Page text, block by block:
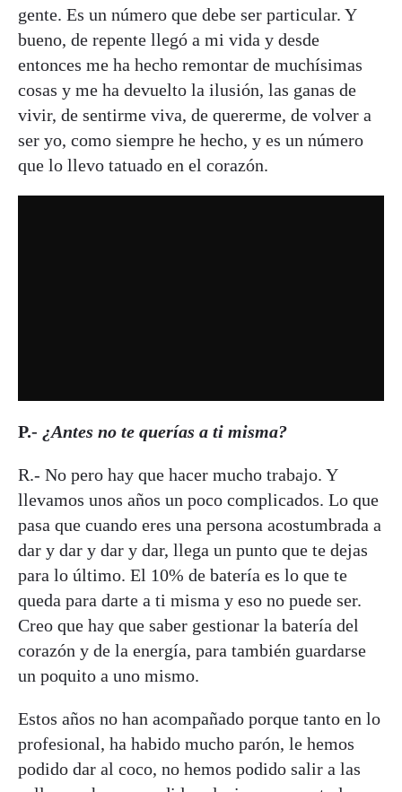
gente. Es un número que debe ser particular. Y
bueno, de repente llegó a mi vida y desde
entonces me ha hecho remontar de muchísimas
cosas y me ha devuelto la ilusión, las ganas de
vivir, de sentirme viva, de quererme, de volver a
ser yo, como siempre he hecho, y es un número
que lo llevo tatuado en el corazón.
P.- ¿Antes no te querías a ti misma?
R.- No pero hay que hacer mucho trabajo. Y
llevamos unos años un poco complicados. Lo que
pasa que cuando eres una persona acostumbrada a
dar y dar y dar y dar, llega un punto que te dejas
para lo último. El 10% de batería es lo que te
queda para darte a ti misma y eso no puede ser.
Creo que hay que saber gestionar la batería del
corazón y de la energía, para también guardarse
un poquito a uno mismo.
Estos años no han acompañado porque tanto en lo
profesional, ha habido mucho parón, le hemos
podido dar al coco, no hemos podido salir a las